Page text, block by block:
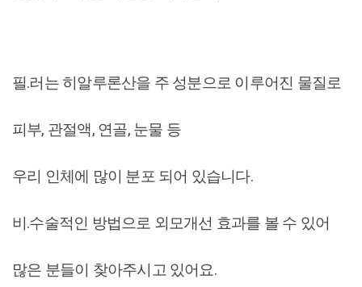
필.러는 히알루론산을 주 성분으로 이루어진 물질로
피부, 관절액, 연골, 눈물 등
우리 인체에 많이 분포 되어 있습니다.
비.수술적인 방법으로 외모개선 효과를 볼 수 있어
많은 분들이 찾아주시고 있어요.